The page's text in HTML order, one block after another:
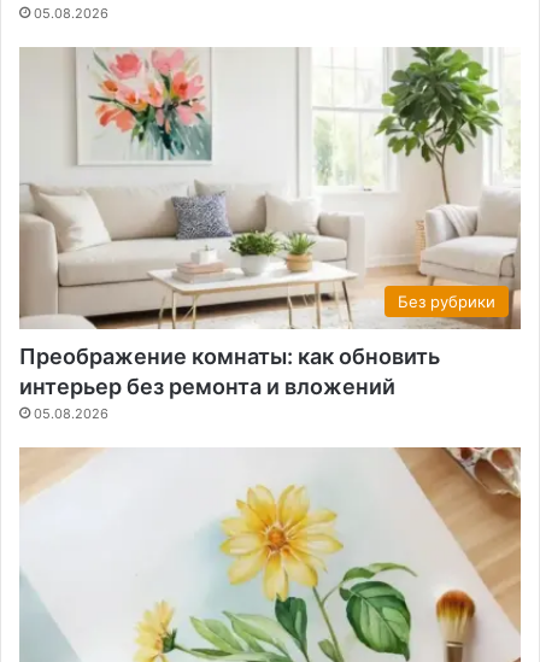
05.08.2026
Без рубрики
Преображение комнаты: как обновить
интерьер без ремонта и вложений
05.08.2026